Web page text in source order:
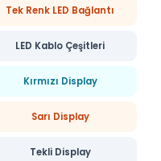
Tek Renk LED Bağlantı
LED Kablo Çeşitleri
Kırmızı Display
Sarı Display
Tekli Display